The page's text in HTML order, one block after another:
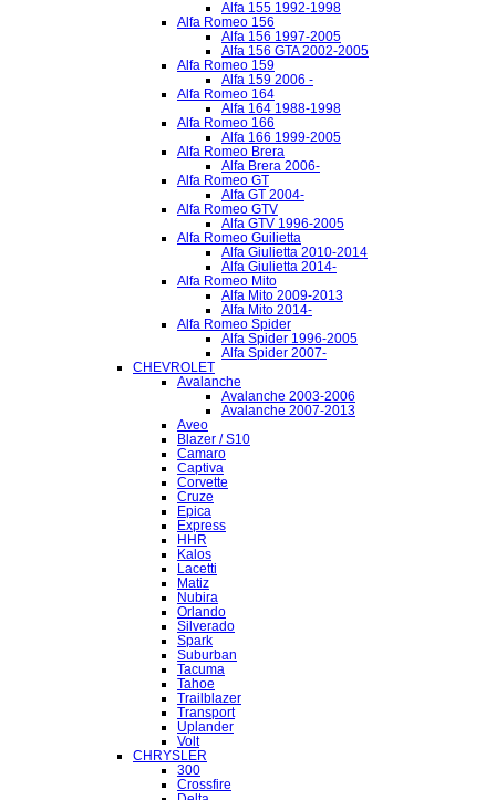
Alfa 155 1992-1998
Alfa Romeo 156
Alfa 156 1997-2005
Alfa 156 GTA 2002-2005
Alfa Romeo 159
Alfa 159 2006 -
Alfa Romeo 164
Alfa 164 1988-1998
Alfa Romeo 166
Alfa 166 1999-2005
Alfa Romeo Brera
Alfa Brera 2006-
Alfa Romeo GT
Alfa GT 2004-
Alfa Romeo GTV
Alfa GTV 1996-2005
Alfa Romeo Guilietta
Alfa Giulietta 2010-2014
Alfa Giulietta 2014-
Alfa Romeo Mito
Alfa Mito 2009-2013
Alfa Mito 2014-
Alfa Romeo Spider
Alfa Spider 1996-2005
Alfa Spider 2007-
CHEVROLET
Avalanche
Avalanche 2003-2006
Avalanche 2007-2013
Aveo
Blazer / S10
Camaro
Captiva
Corvette
Cruze
Epica
Express
HHR
Kalos
Lacetti
Matiz
Nubira
Orlando
Silverado
Spark
Suburban
Tacuma
Tahoe
Trailblazer
Transport
Uplander
Volt
CHRYSLER
300
Crossfire